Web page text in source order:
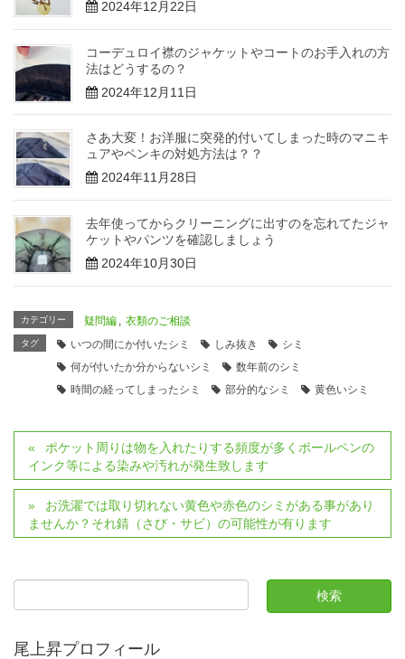
2024年12月22日
コーデュロイ襟のジャケットやコートのお手入れの方
法はどうするの？
2024年12月11日
さあ大変！お洋服に突発的付いてしまった時のマニキ
ュアやペンキの対処方法は？？
2024年11月28日
去年使ってからクリーニングに出すのを忘れてたジャ
ケットやパンツを確認しましょう
2024年10月30日
カテゴリー 疑問編 , 衣類のご相談
タグ いつの間にか付いたシミ しみ抜き
シミ
何が付いたか分からないシミ
数年前のシミ
時間の経ってしまったシミ
部分的なシミ 黄色いシミ
ポケット周りは物を入れたりする頻度が多くボールペンの
インク等による染みや汚れが発生致します
お洗濯では取り切れない黄色や赤色のシミがある事があり
ませんか？それ錆（さび・サビ）の可能性が有ります
尾上昇プロフィール